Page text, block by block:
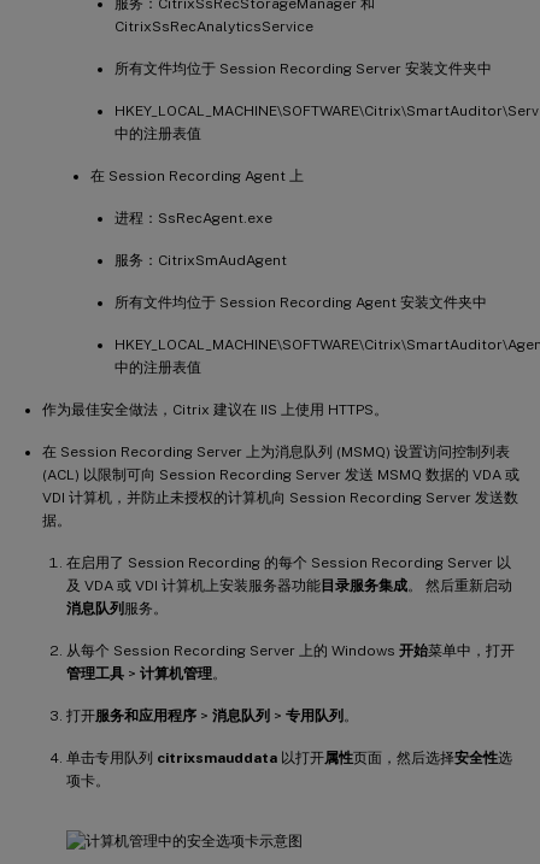
CitrixSsRecAnalyticsService
所有文件均位于 Session Recording Server 安装文件夹中
中的注册表值
在 Session Recording Agent 上
进程：SsRecAgent.exe
服务：CitrixSmAudAgent
所有文件均位于 Session Recording Agent 安装文件夹中
中的注册表值
作为最佳安全做法，Citrix 建议在 IIS 上使用 HTTPS。
在 Session Recording Server 上为消息队列 (MSMQ) 设置访问控制列表
(ACL) 以限制可向 Session Recording Server 发送 MSMQ 数据的 VDA 或
VDI 计算机，并防止未授权的计算机向 Session Recording Server 发送数
据。
在启用了 Session Recording 的每个 Session Recording Server 以
及 VDA 或 VDI 计算机上安装服务器功能目录服务集成。 然后重新启动
消息队列 服务。
从每个 Session Recording Server 上的 Windows 开始菜单中，打开
管理工具 > 计算机管理。
打开服务和应用程序 > 消息队列 > 专用队列 。
单击专用队列 citrixsmauddata 以打开属性页面，然后选择安全性选
项卡。